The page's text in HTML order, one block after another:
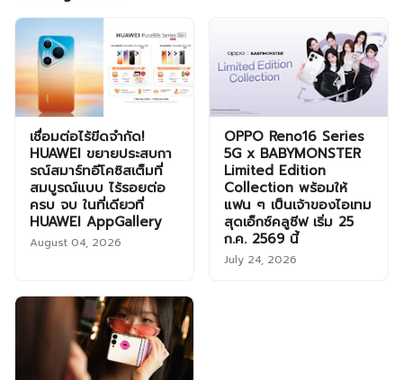
เชื่อมต่อไร้ขีดจำกัด!
HUAWEI ขยายประสบกา
รณ์สมาร์ทอีโคซิสเต็มที่
สมบูรณ์แบบ ไร้รอยต่อ
ครบ จบ ในที่เดียวที่
HUAWEI AppGallery
August 04, 2026
OPPO Reno16 Series
5G x BABYMONSTER
Limited Edition
Collection พร้อมให้
แฟน ๆ เป็นเจ้าของไอเทม
สุดเอ็กซ์คลูซีฟ เริ่ม 25
ก.ค. 2569 นี้
July 24, 2026